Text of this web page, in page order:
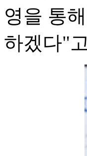
영을 통
하겠다"